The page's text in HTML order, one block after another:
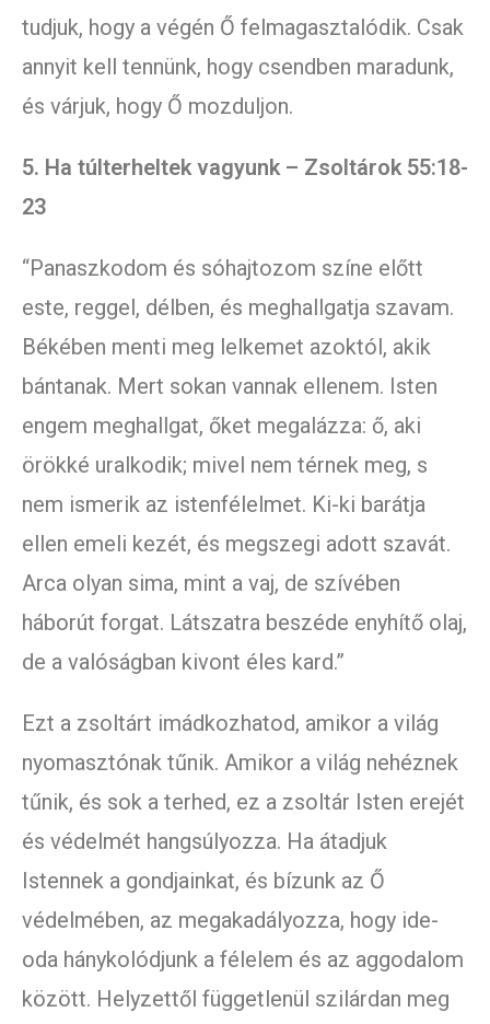
tudjuk, hogy a végén Ő felmagasztalódik. Csak
annyit kell tennünk, hogy csendben maradunk,
és várjuk, hogy Ő mozduljon.
5. Ha túlterheltek vagyunk – Zsoltárok 55:18-
23
“Panaszkodom és sóhajtozom színe előtt
este, reggel, délben, és meghallgatja szavam.
Békében menti meg lelkemet azoktól, akik
bántanak. Mert sokan vannak ellenem. Isten
engem meghallgat, őket megalázza: ő, aki
örökké uralkodik; mivel nem térnek meg, s
nem ismerik az istenfélelmet. Ki-ki barátja
ellen emeli kezét, és megszegi adott szavát.
Arca olyan sima, mint a vaj, de szívében
háborút forgat. Látszatra beszéde enyhítő olaj,
de a valóságban kivont éles kard.”
Ezt a zsoltárt imádkozhatod, amikor a világ
nyomasztónak tűnik. Amikor a világ nehéznek
tűnik, és sok a terhed, ez a zsoltár Isten erejét
és védelmét hangsúlyozza. Ha átadjuk
Istennek a gondjainkat, és bízunk az Ő
védelmében, az megakadályozza, hogy ide-
oda hánykolódjunk a félelem és az aggodalom
között. Helyzettől függetlenül szilárdan meg